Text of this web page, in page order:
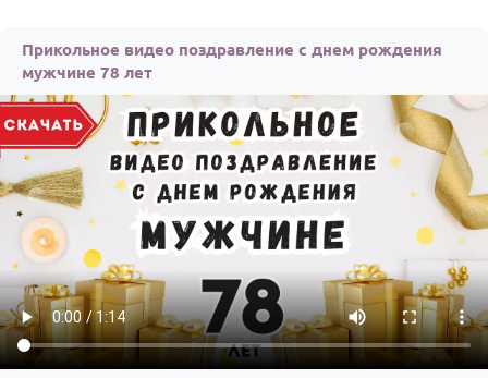
Прикольное видео поздравление с днем рождения
мужчине 78 лет